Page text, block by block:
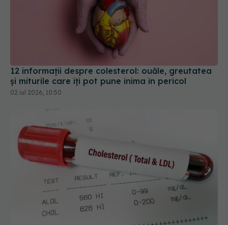
12 informații despre colesterol: ouăle, greutatea
și miturile care îți pot pune inima în pericol
02 iul 2026, 10:50